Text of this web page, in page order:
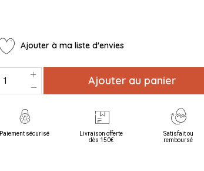
Ajouter à ma liste d'envies
Ajouter au panier
Paiement sécurisé
Livraison offerte
dès 150€
Satisfait ou
remboursé